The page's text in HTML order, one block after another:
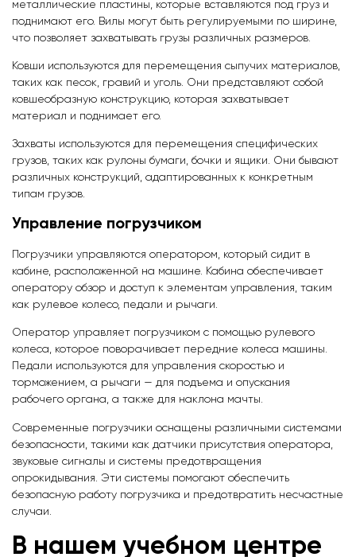
металлические пластины, которые вставляются под груз и
поднимают его. Вилы могут быть регулируемыми по ширине,
что позволяет захватывать грузы различных размеров.
Ковши используются для перемещения сыпучих материалов,
таких как песок, гравий и уголь. Они представляют собой
ковшеобразную конструкцию, которая захватывает
материал и поднимает его.
Захваты используются для перемещения специфических
грузов, таких как рулоны бумаги, бочки и ящики. Они бывают
различных конструкций, адаптированных к конкретным
типам грузов.
Управление погрузчиком
Погрузчики управляются оператором, который сидит в
кабине, расположенной на машине. Кабина обеспечивает
оператору обзор и доступ к элементам управления, таким
как рулевое колесо, педали и рычаги.
Оператор управляет погрузчиком с помощью рулевого
колеса, которое поворачивает передние колеса машины.
Педали используются для управления скоростью и
торможением, а рычаги — для подъема и опускания
рабочего органа, а также для наклона мачты.
Современные погрузчики оснащены различными системами
безопасности, такими как датчики присутствия оператора,
звуковые сигналы и системы предотвращения
опрокидывания. Эти системы помогают обеспечить
безопасную работу погрузчика и предотвратить несчастные
случаи.
В нашем учебном центре